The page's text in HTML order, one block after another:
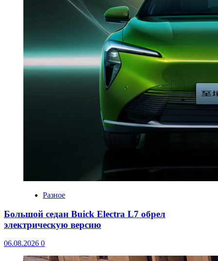
Разное
Большой седан Buick Electra L7 обрел
электрическую версию
06.08.2026 0